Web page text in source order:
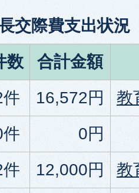
交際費支出状況
数
合計金額
件 16,572円
教
件
0円
件 12,000円
教